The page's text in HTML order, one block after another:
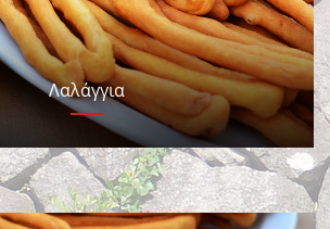
Λαλάγγια